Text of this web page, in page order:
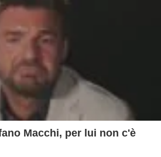
Macchi, per lui non c'è